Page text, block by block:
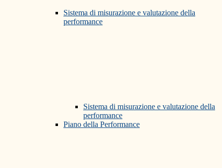
Sistema di misurazione e valutazione della
performance
Sistema di misurazione e valutazione della
performance
Piano della Performance